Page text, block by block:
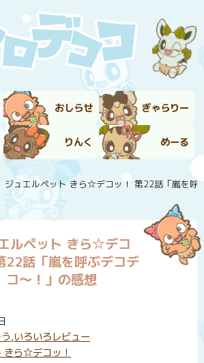
おしらせ ぎゃらりー
りんく めーる
ジュエルペット きら☆デコッ！ 第22話「嵐を呼
ルペット きら☆デコ
22話「嵐を呼ぶデコデ
コ～！」の感想
,いろいろレビュー
きら☆デコッ！